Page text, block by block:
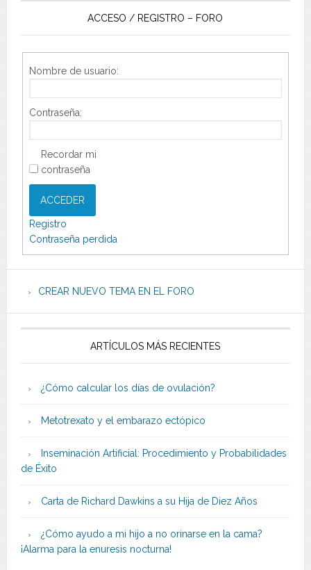
ACCESO / REGISTRO – FORO
Nombre de usuario:
Contraseña:
Recordar mi
contraseña
ACCEDER
Registro
Contraseña perdida
CREAR NUEVO TEMA EN EL FORO
ARTÍCULOS MÁS RECIENTES
¿Cómo calcular los días de ovulación?
Metotrexato y el embarazo ectópico
Inseminación Artificial: Procedimiento y Probabilidades
de Éxito
Carta de Richard Dawkins a su Hija de Diez Años
¿Cómo ayudo a mi hijo a no orinarse en la cama?
¡Alarma para la enuresis nocturna!